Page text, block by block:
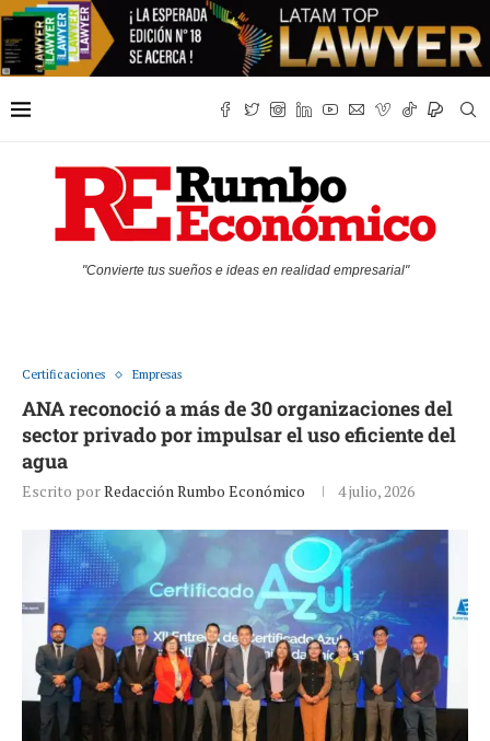
"Convierte tus sueños e ideas en realidad empresarial"
Certificaciones Empresas
ANA reconoció a más de 30 organizaciones del
sector privado por impulsar el uso eficiente del
agua
Escrito porRedacción Rumbo Económico 4 julio, 2026